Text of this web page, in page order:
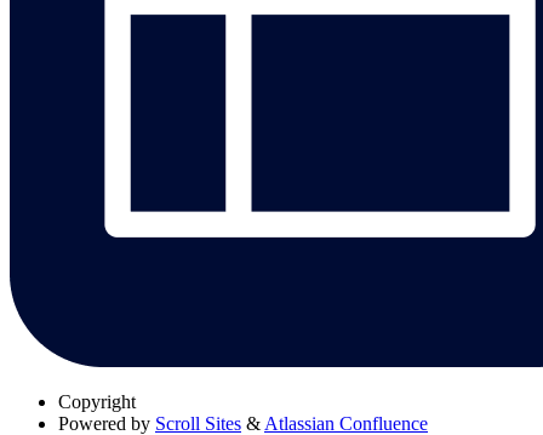
Copyright
Powered by Scroll Sites & Atlassian Confluence